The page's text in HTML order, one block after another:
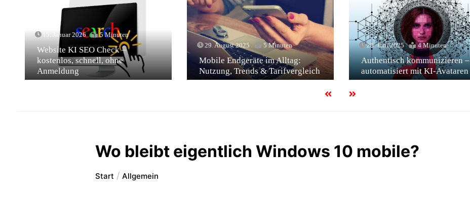
15. Januar 2026 5 Minuten
Website KI SEO Check –
kostenlos, schnell, ohne
Anmeldung
29. August 2025 5 Minuten
Mobile Endgeräte im Alltag:
Nutzung, Trends & Tarifvergleich
20. Juni 2025 4 Minuten
Authentisch kommunizieren –
automatisiert mit KI-Avataren
Wo bleibt eigentlich Windows 10 mobile?
Start Allgemein